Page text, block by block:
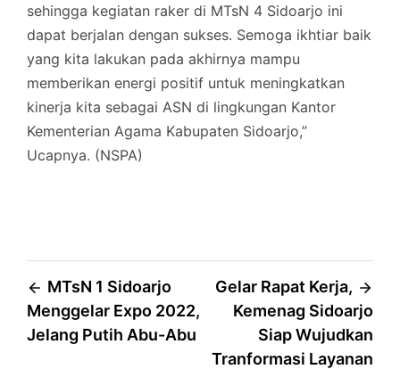
sehingga kegiatan raker di MTsN 4 Sidoarjo ini
dapat berjalan dengan sukses. Semoga ikhtiar baik
yang kita lakukan pada akhirnya mampu
memberikan energi positif untuk meningkatkan
kinerja kita sebagai ASN di lingkungan Kantor
Kementerian Agama Kabupaten Sidoarjo,”
Ucapnya. (NSPA)
Post
navigation
MTsN 1 Sidoarjo
Menggelar Expo 2022,
Jelang Putih Abu-Abu
Gelar Rapat Kerja,
Kemenag Sidoarjo
Siap Wujudkan
Tranformasi Layanan